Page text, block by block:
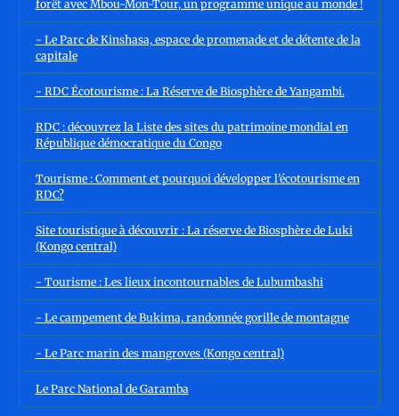
forêt avec Mbou-Mon-Tour, un programme unique au monde !
- Le Parc de Kinshasa, espace de promenade et de détente de la
capitale
- RDC Écotourisme : La Réserve de Biosphère de Yangambi.
RDC : découvrez la Liste des sites du patrimoine mondial en
République démocratique du Congo
Tourisme : Comment et pourquoi développer l’écotourisme en
RDC?
Site touristique à découvrir : La réserve de Biosphère de Luki
(Kongo central)
- Tourisme : Les lieux incontournables de Lubumbashi
- Le campement de Bukima, randonnée gorille de montagne
- Le Parc marin des mangroves (Kongo central)
Le Parc National de Garamba